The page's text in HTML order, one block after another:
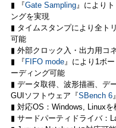
▮ 『Gate Sampling』により
ングを実現
▮ タイムスタンプにより全ト
可能
▮ 外部クロック入・出力用コ
▮ 『 FIFO mode』により1ボ
ーディング可能
▮ データ取得、波形描画、デ
GUIソフトウェア『SBench 6
▮ 対応OS：Windows, Linuxを
▮ サードパーティドライバ：